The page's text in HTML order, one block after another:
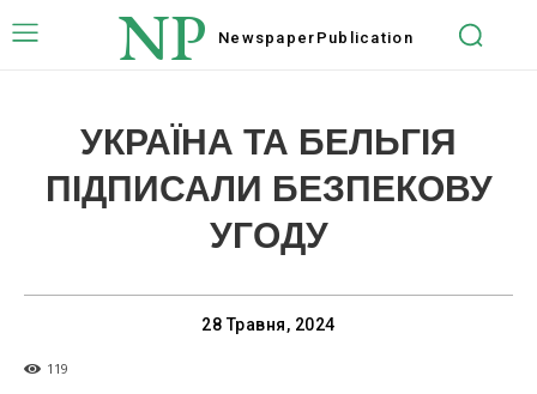
NP Newspaper Publication
УКРАЇНА ТА БЕЛЬГІЯ
ПІДПИСАЛИ БЕЗПЕКОВУ
УГОДУ
28 Травня, 2024
119